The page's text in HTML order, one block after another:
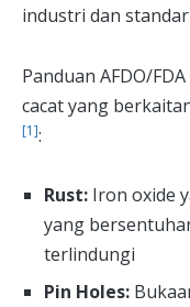
industri dan
Panduan AFDO/
cacat yang
[1]:
Rust: Iron oxide
yang
terlindungi
Pin Holes: